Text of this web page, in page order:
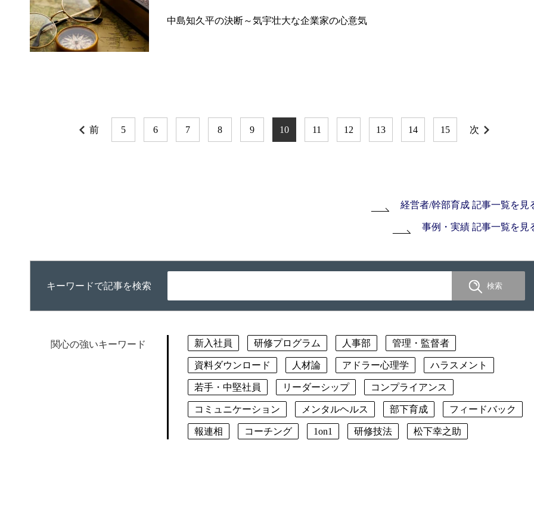
中島知久平の決断～気宇壮大な企業家の心意気
前 5 6 7 8 9 10 11 12 13 14 15 次
経営者/幹部育成 記事一覧を見
事例・実績 記事一覧を見
キーワードで記事を検索
関心の強いキーワード 新入社員 研修プログラム 人事部 管理・監督者
資料ダウンロード 人材論 アドラー心理学 ハラスメント
若手・中堅社員 リーダーシップ コンプライアンス
コミュニケーション メンタルヘルス 部下育成 フィードバック
報連相 コーチング 1on1 研修技法 松下幸之助